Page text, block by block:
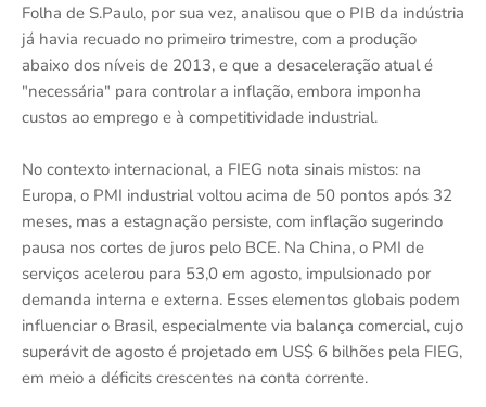
Folha de S.Paulo, por sua vez, analisou que o PIB da indústria
já havia recuado no primeiro trimestre, com a produção
abaixo dos níveis de 2013, e que a desaceleração atual é
"necessária" para controlar a inflação, embora imponha
custos ao emprego e à competitividade industrial.
No contexto internacional, a FIEG nota sinais mistos: na
Europa, o PMI industrial voltou acima de 50 pontos após 32
meses, mas a estagnação persiste, com inflação sugerindo
pausa nos cortes de juros pelo BCE. Na China, o PMI de
serviços acelerou para 53,0 em agosto, impulsionado por
demanda interna e externa. Esses elementos globais podem
influenciar o Brasil, especialmente via balança comercial, cujo
superávit de agosto é projetado em US$ 6 bilhões pela FIEG,
em meio a déficits crescentes na conta corrente.